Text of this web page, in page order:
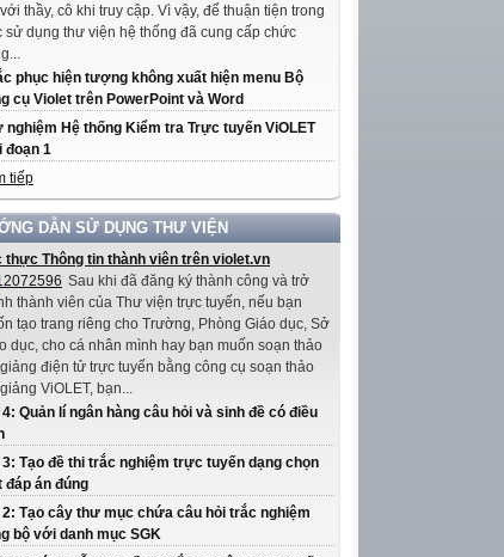
thầy, cô khi truy cập. Vì vậy, để thuận tiện trong
sử dụng thư viện hệ thống đã cung cấp chức
phục hiện tượng không xuất hiện menu Bộ
cụ Violet trên PowerPoint và Word
nghiệm Hệ thống Kiểm tra Trực tuyến ViOLET
đoạn 1
tiếp
DẪN SỬ DỤNG THƯ VIỆN
thực Thông tin thành viên trên violet.vn
Sau khi đã đăng ký thành công và trở
thành viên của Thư viện trực tuyến, nếu bạn
tạo trang riêng cho Trường, Phòng Giáo dục, Sở
dục, cho cá nhân mình hay bạn muốn soạn thảo
điện tử trực tuyến bằng công cụ soạn thảo
ViOLET, bạn...
4: Quản lí ngân hàng câu hỏi và sinh đề có điều
3: Tạo đề thi trắc nghiệm trực tuyến dạng chọn
đáp án đúng
2: Tạo cây thư mục chứa câu hỏi trắc nghiệm
bộ với danh mục SGK